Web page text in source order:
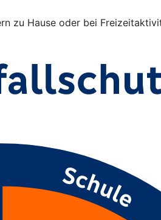
zu Hause oder bei